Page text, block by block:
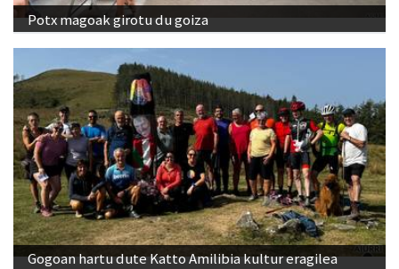
Potx magoak girotu du goiza
Gogoan hartu dute Katto Amilibia kultur eragilea